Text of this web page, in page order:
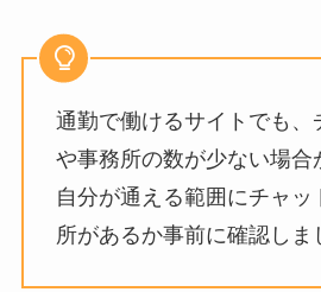
通勤で働けるサイトでも、
や事務所の数が少ない場合
自分が通える範囲にチャッ
所があるか事前に確認しま